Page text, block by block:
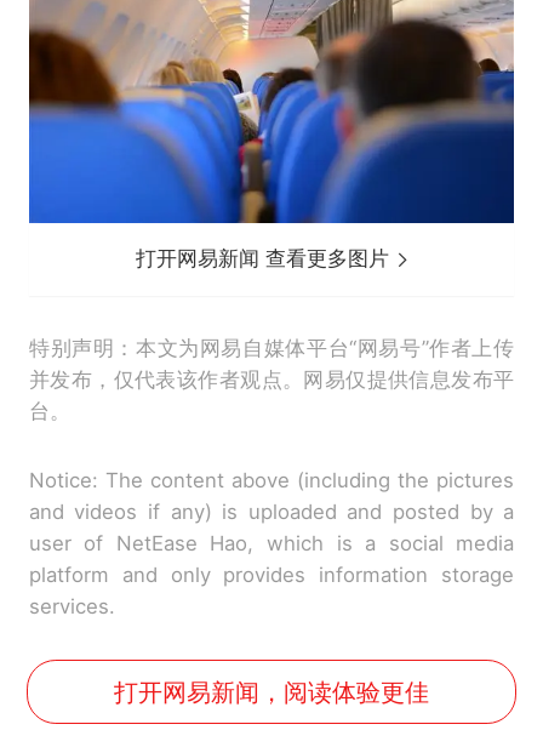
打开网易新闻 查看更多图片
特别声明：本文为网易自媒体平台“网易号”作者上传
并发布，仅代表该作者观点。网易仅提供信息发布平
台。
Notice: The content above (including the pictures
and videos if any) is uploaded and posted by a
user of NetEase Hao, which is a social media
platform and only provides information storage
services.
打开网易新闻，阅读体验更佳